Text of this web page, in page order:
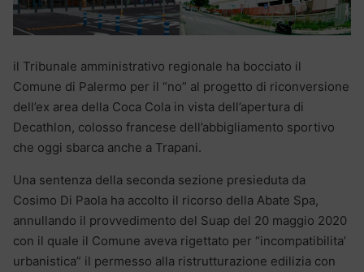
il Tribunale amministrativo regionale ha bocciato il
Comune di Palermo per il “no” al progetto di riconversione
dell’ex area della Coca Cola in vista dell’apertura di
Decathlon, colosso francese dell’abbigliamento sportivo
che oggi sbarca anche a Trapani.
Una sentenza della seconda sezione presieduta da
Cosimo Di Paola ha accolto il ricorso della Abate Spa,
annullando il provvedimento del Suap del 20 maggio 2020
con il quale il Comune aveva rigettato per “incompatibilita’
urbanistica” il permesso alla ristrutturazione edilizia con